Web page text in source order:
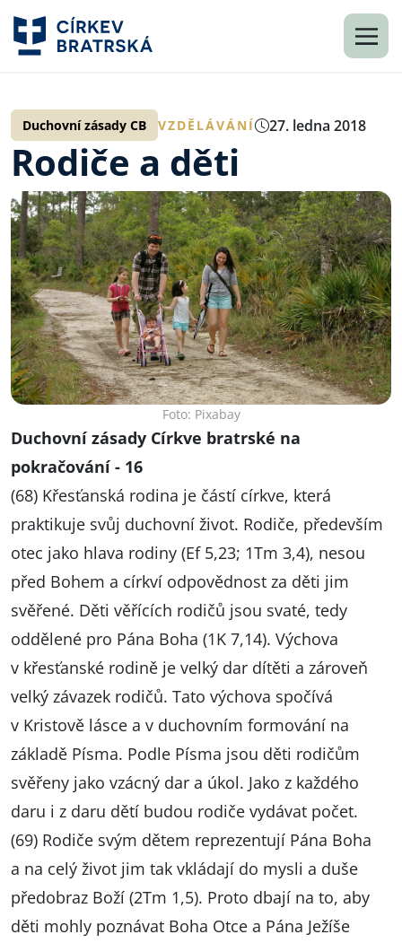
Duchovní zásady CB VZDĚLÁVÁNÍ 27. ledna 2018
Rodiče a děti
Foto: Pixabay
Duchovní zásady Církve bratrské na
pokračování - 16
(68) Křesťanská rodina je částí církve, která
praktikuje svůj duchovní život. Rodiče, především
otec jako hlava rodiny (Ef 5,23; 1Tm 3,4), nesou
před Bohem a církví odpovědnost za děti jim
svěřené. Děti věřících rodičů jsou svaté, tedy
oddělené pro Pána Boha (1K 7,14). Výchova
v křesťanské rodině je velký dar dítěti a zároveň
velký závazek rodičů. Tato výchova spočívá
v Kristově lásce a v duchovním formování na
základě Písma. Podle Písma jsou děti rodičům
svěřeny jako vzácný dar a úkol. Jako z každého
daru i z daru dětí budou rodiče vydávat počet.
(69) Rodiče svým dětem reprezentují Pána Boha
a na celý život jim tak vkládají do mysli a duše
předobraz Boží (2Tm 1,5). Proto dbají na to, aby
děti mohly poznávat Boha Otce a Pána Ježíše